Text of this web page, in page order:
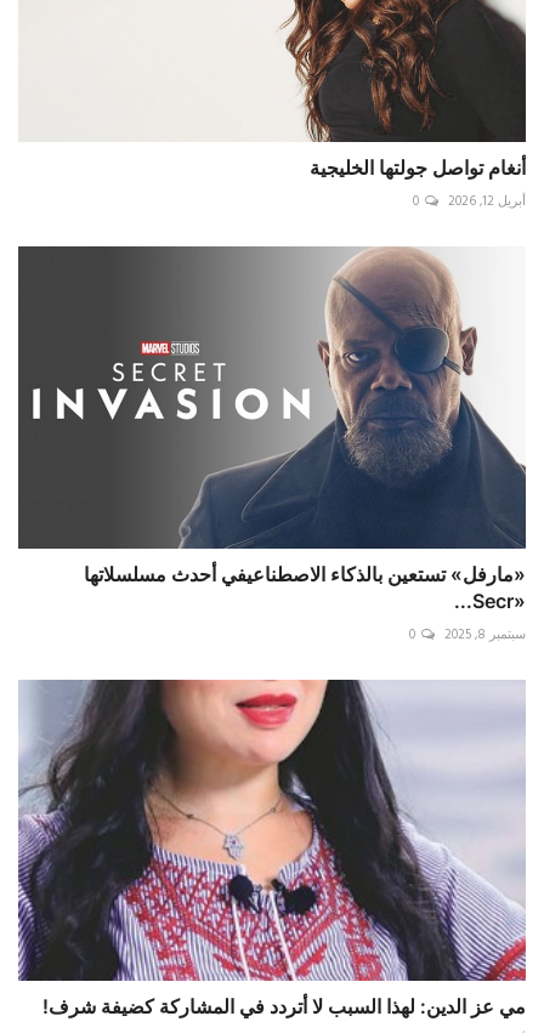
أنغام تواصل جولتها الخليجية
أبريل 12, 2026 0
«مارفل» تستعين بالذكاء الاصطناعيفي أحدث مسلسلاتها
«Secr...
سبتمبر 8, 2025 0
مي عز الدين: لهذا السبب لا أتردد في المشاركة كضيفة شرف!